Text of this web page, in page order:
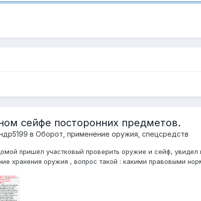
сейфе посторонних предметов.
в Оборот, применение оружия, спецсредств
пришёл участковый проверить оружие и сейф,
хранения оружия , вопрос такой : какими правовыми